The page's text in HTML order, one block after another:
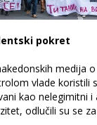
pokret
medija
vlade koristili
kao nelegimitni i
odlučili su se